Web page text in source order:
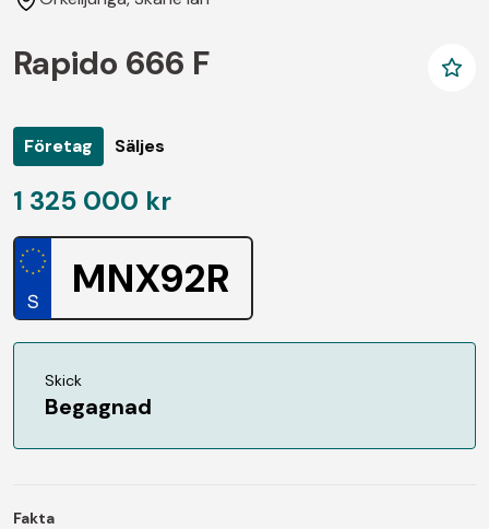
Rapido 666 F
Företag Säljes
1 325 000 kr
MNX92R
Skick
Begagnad
Fakta